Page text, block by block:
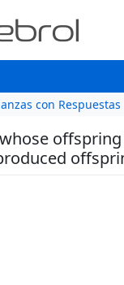
con Respuestas